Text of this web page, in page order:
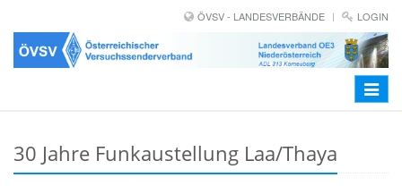
ÖVSV - LANDESVERBÄNDE LOGIN
Toggle
30 Jahre Funkaustellung Laa/Thaya